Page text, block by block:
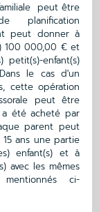
peut être
peut donner à
100 000,00 € et
petit(s)-enfant(s)
le cas d'un
cette opération
peut être
a été acheté par
parent peut
ans une partie
enfant(s) et à
avec les mêmes
ci-